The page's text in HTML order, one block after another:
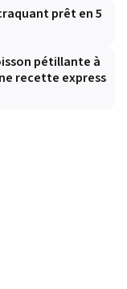
prêt en 5
pétillante à
recette express